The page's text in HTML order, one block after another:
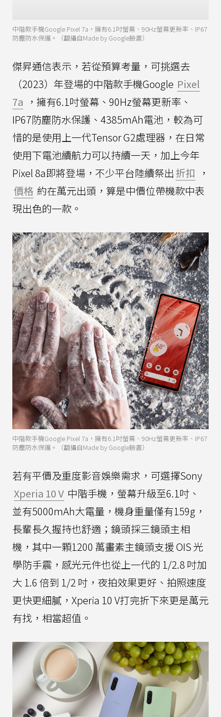
中階款手機Google Pixel 7a，擁有6.1吋螢幕、90Hz螢幕更新率、IP67
防塵防水保護。（翻攝自Made by Google臉書）
傑昇通信表示，若從預算考量，可挑選去
（2023）年登場的中階款手機Google Pixel
7a ，擁有6.1吋螢幕、90Hz螢幕更新率、
IP67防塵防水保護、4385mAh電池，較為可
惜的是使用上一代Tensor G2處理器，在日常
使用下電池續航力可以持續一天，加上今年
Pixel 8a即將登場，不少平台陸續祭出 折扣 ，
價格 約在萬元出頭，算是中價位帶機款中表
現出色的一款。
中階款手機Google Pixel 7a，擁有6.1吋螢幕、90Hz螢幕更新率、IP67
防塵防水保護。（翻攝自Made by Google臉書）
若有平價及重度影音娛樂需求，可選擇Sony
Xperia 10 V 中階手機，螢幕升級至6.1吋、
並有5000mAh大電量，機身重量僅有159g，
長輩長久握持也舒適；鏡頭採三鏡頭主相
機，其中一顆1200 萬畫素主鏡頭支援 OIS 光
學防手震，感光元件也從上一代的 1/2.8 吋加
大 1.6 倍到 1/2 吋，夜拍效果更好、拍照速度
更快更細膩，Xperia 10 V打完折下來更是萬元
有找，相當超值。